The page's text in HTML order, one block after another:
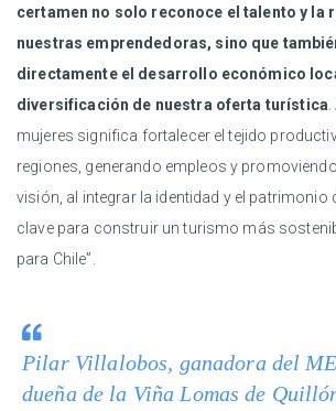
certamen no solo reconoce el talento y la
nuestras emprendedoras, sino que
directamente el desarrollo económico
diversificación de nuestra oferta turística
mujeres significa fortalecer el tejido
regiones, generando empleos y
visión, al integrar la identidad y el patrimonio
clave para construir un turismo más
para Chile”.
Pilar Villalobos, ganadora del
dueña de la Viña Lomas de